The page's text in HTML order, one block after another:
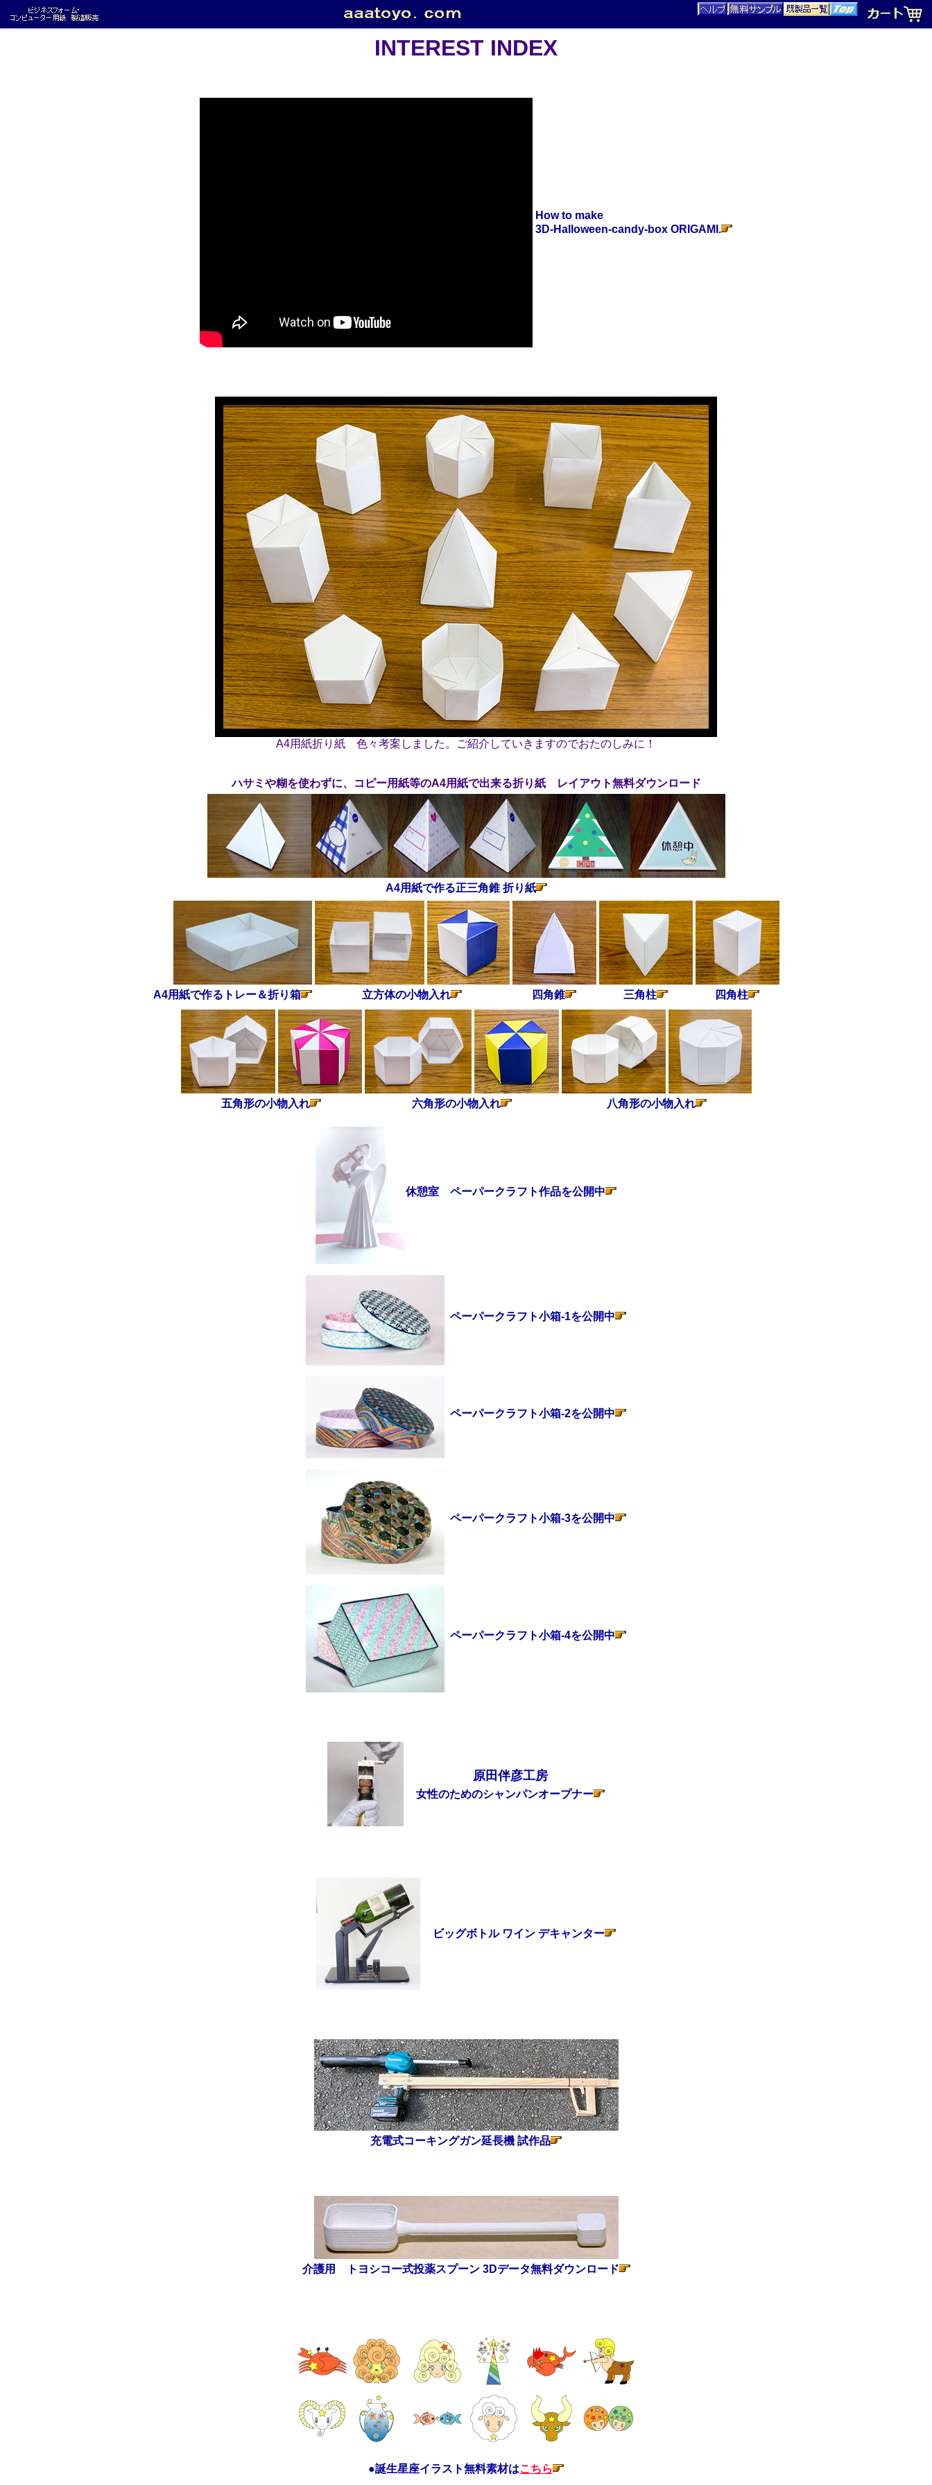
INTEREST INDEX
How to make
3D-Halloween-candy-box ORIGAMI.
A4用紙折り紙 色々考案しました。ご紹介していきますのでおたのしみに！
ハサミや糊を使わずに、コピー用紙等のA4用紙で出来る折り紙 レイアウト無料ダウンロード
A4用紙で作る正三角錐 折り紙
A4用紙で作るトレー＆折り箱 立方体の小物入れ 四角錐 三角柱 四角柱
五角形の小物入れ 六角形の小物入れ 八角形の小物入れ
休憩室 ペーパークラフト作品を公開中
ペーパークラフト小箱-1を公開中
ペーパークラフト小箱-2を公開中
ペーパークラフト小箱-3を公開中
ペーパークラフト小箱-4を公開中
原田伴彦工房
女性のためのシャンパンオープナー
ビッグボトル ワイン デキャンター
充電式コーキングガン延長機 試作品
介護用 トヨシコー式投薬スプーン 3Dデータ無料ダウンロード
●誕生星座イラスト無料素材はこちら